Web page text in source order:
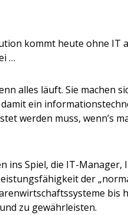
kommt heute ohne IT
…
alles läuft. Sie machen
ein
werden muss, wenn’s
ins Spiel, die IT-Manager,
der
bis
zu gewährleisten.